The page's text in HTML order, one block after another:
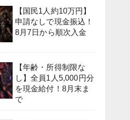
【国民1人約10万円】
申請なしで現金振込！
8月7日から順次入金
【年齢・所得制限な
し】全員1人5,000円分
を現金給付！8月末ま
で